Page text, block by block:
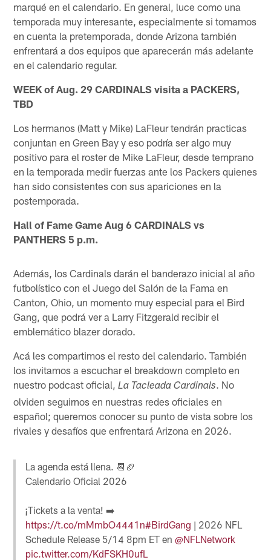
marqué en el calendario. En general, luce como una
temporada muy interesante, especialmente si tomamos
en cuenta la pretemporada, donde Arizona también
enfrentará a dos equipos que aparecerán más adelante
en el calendario regular.
WEEK of Aug. 29 CARDINALS visita a PACKERS,
TBD
Los hermanos (Matt y Mike) LaFleur tendrán practicas
conjuntan en Green Bay y eso podría ser algo muy
positivo para el roster de Mike LaFleur, desde temprano
en la temporada medir fuerzas ante los Packers quienes
han sido consistentes con sus apariciones en la
postemporada.
Hall of Fame Game Aug 6 CARDINALS vs
PANTHERS 5 p.m.
Además, los Cardinals darán el banderazo inicial al año
futbolístico con el Juego del Salón de la Fama en
Canton, Ohio, un momento muy especial para el Bird
Gang, que podrá ver a Larry Fitzgerald recibir el
emblemático blazer dorado.
Acá les compartimos el resto del calendario. También
los invitamos a escuchar el breakdown completo en
nuestro podcast oficial,La Tacleada Cardinals. No
olviden seguirnos en nuestras redes oficiales en
español; queremos conocer su punto de vista sobre los
rivales y desafíos que enfrentará Arizona en 2026.
La agenda está llena. 📆🏈
Calendario Oficial 2026
¡Tickets a la venta! ➡️
https://t.co/mMmbO4441n#BirdGang | 2026 NFL
Schedule Release 5/14 8pm ET en@NFLNetwork
pic.twitter.com/KdFSKH0ufL